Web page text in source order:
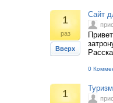
1
раз
Вверх
Сайт
0
1